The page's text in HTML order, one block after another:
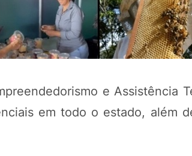
e Assistência
em todo o estado, além